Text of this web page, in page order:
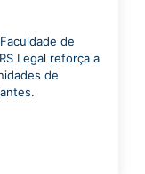
de
Legal reforça a
de